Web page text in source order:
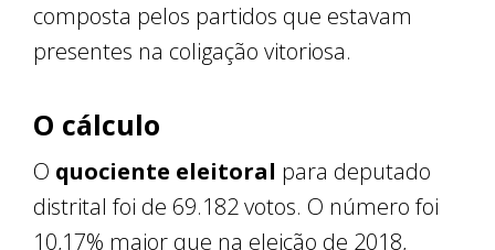
composta pelos partidos que estavam
presentes na coligação vitoriosa.
O cálculo
O quociente eleitoral para deputado
distrital foi de 69.182 votos. O número foi
10,17% maior que na eleição de 2018,